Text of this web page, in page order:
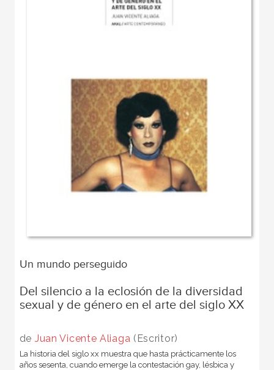
Un mundo perseguido
Del silencio a la eclosión de la diversidad
sexual y de género en el arte del siglo XX
de Juan Vicente Aliaga (Escritor)
La historia del siglo xx muestra que hasta prácticamente los
años sesenta, cuando emerge la contestación gay, lésbica y